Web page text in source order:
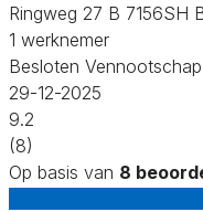
Ringweg 27 B 7156SH
1 werknemer
Besloten Vennootschap
29-12-2025
9.2
(8)
Op basis van 8